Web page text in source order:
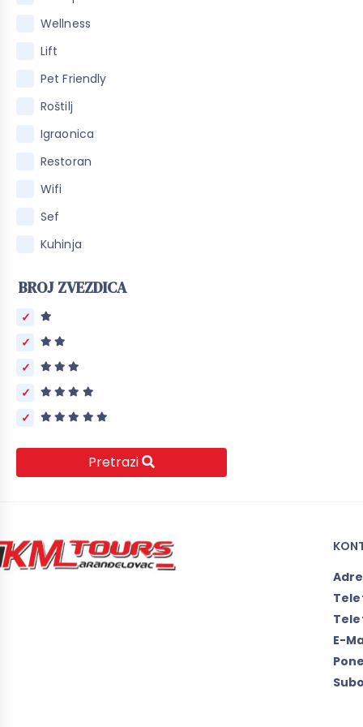
Wellness
Lift
Pet Friendly
Roštilj
Igraonica
Restoran
Wifi
Sef
Kuhinja
BROJ ZVEZDICA
Pretrazi
E-